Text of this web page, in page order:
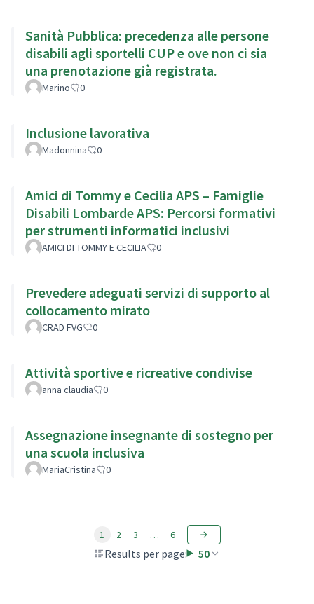
Sanità Pubblica: precedenza alle persone
disabili agli sportelli CUP e ove non ci sia
una prenotazione già registrata.
Marino 0
Inclusione lavorativa
Madonnina 0
Amici di Tommy e Cecilia APS – Famiglie
Disabili Lombarde APS: Percorsi formativi
per strumenti informatici inclusivi
AMICI DI TOMMY E CECILIA 0
Prevedere adeguati servizi di supporto al
collocamento mirato
CRAD FVG 0
Attività sportive e ricreative condivise
anna claudia 0
Assegnazione insegnante di sostegno per
una scuola inclusiva
MariaCristina 0
Results per page: 50
1 2 3 … 6